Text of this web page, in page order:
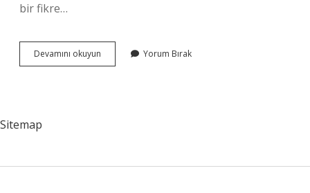
bir fikre…
Devamını okuyun
Bilir
Yorum Bırak
Sitemap